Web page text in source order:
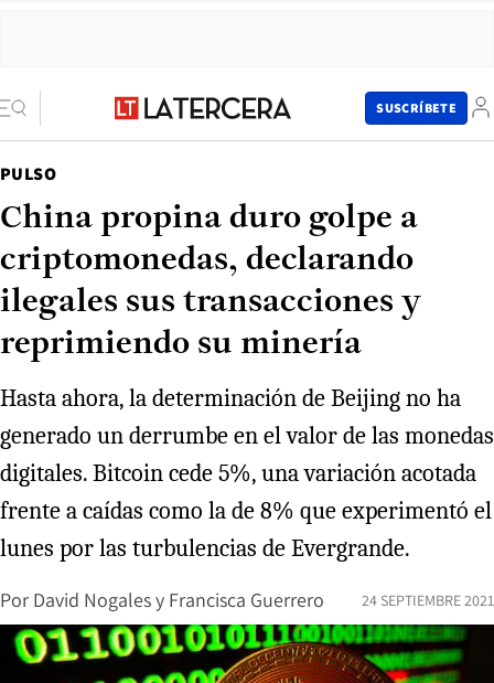
SUSCRÍBETE
PULSO
China propina duro golpe a
criptomonedas, declarando
ilegales sus transacciones y
reprimiendo su minería
Hasta ahora, la determinación de Beijing no ha
generado un derrumbe en el valor de las monedas
digitales. Bitcoin cede 5%, una variación acotada
frente a caídas como la de 8% que experimentó el
lunes por las turbulencias de Evergrande.
Por David Nogalesy Francisca Guerrero 24 SEPTIEMBRE 2021